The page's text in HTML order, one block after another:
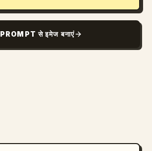
PROMPT से इमेज बनाएं